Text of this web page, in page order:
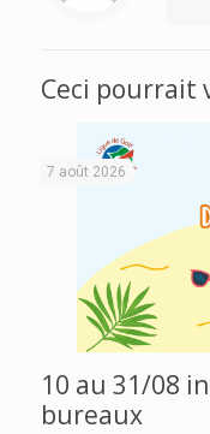
Ceci pourrait
7 août 2026
10 au 31/08
bureaux